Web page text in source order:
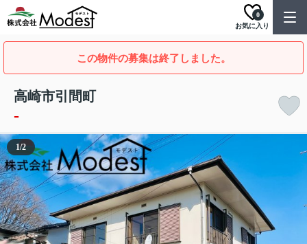
お気に入り
0
この物件の募集は終了しました。
高崎市引間町
-
1/2